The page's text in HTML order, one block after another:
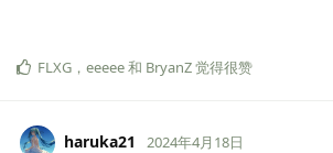
FLXG ， eeeee和 BryanZ觉得很赞
haruka21 2024年4月18日